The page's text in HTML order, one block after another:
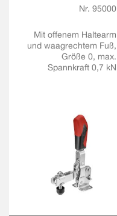
HANDGRIFF
Nr. 95000
Mit offenem Haltearm
und waagrechtem Fuß,
Größe 0, max.
Spannkraft 0,7 kN